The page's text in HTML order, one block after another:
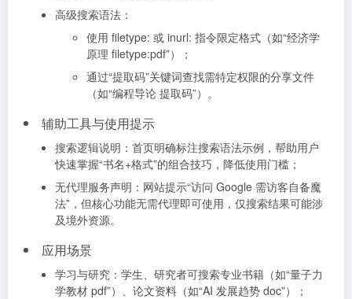
高级搜索语法：
使用 filetype: 或 inurl: 指令限定格式（如“经济学
原理 filetype:pdf”）；
通过“提取码”关键词查找需特定权限的分享文件
（如“编程导论 提取码”）。
辅助工具与使用提示
搜索逻辑说明：首页明确标注搜索语法示例，帮助用户
快速掌握“书名+格式”的组合技巧，降低使用门槛；
无代理服务声明：网站提示“访问 Google 需访客自备魔
法”，但核心功能无需代理即可使用，仅搜索结果可能涉
及境外资源。
应用场景
学习与研究：学生、研究者可搜索专业书籍（如“量子力
学教材 pdf”）、论文资料（如“AI 发展趋势 doc”）；